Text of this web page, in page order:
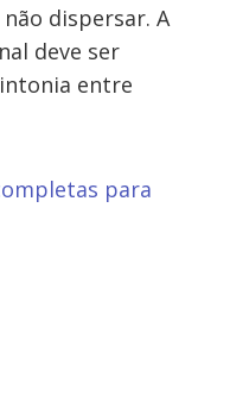
dispersar. A
deve ser
entre
para